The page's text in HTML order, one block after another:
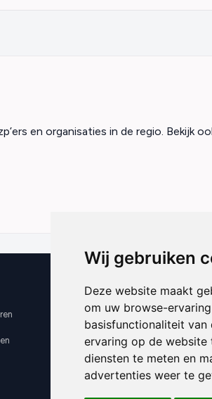
Wij gebruiken
Deze website maakt
om uw browse-
basisfunctionaliteit
ervaring op de website
diensten te meten en
advertenties weer te
en organisaties in de regio. Bekijk
Kennisbank
Nieuws
Servicestatus